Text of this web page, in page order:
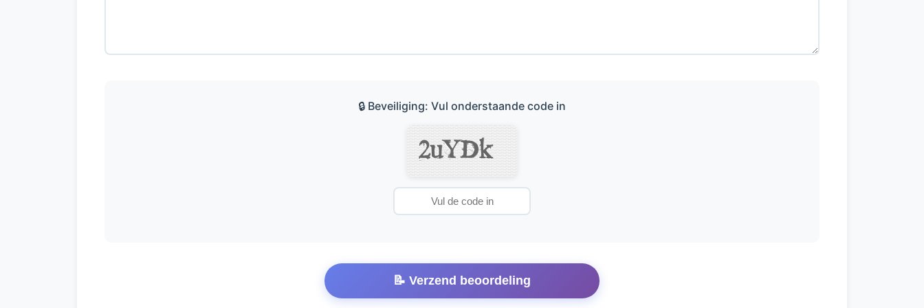
🔒 Beveiliging: Vul onderstaande code in
📝 Verzend beoordeling